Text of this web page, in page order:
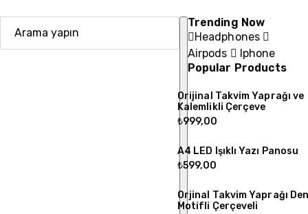
Trending Now
Headphones
Airpods
Iphone
Popular Products
Orijinal Takvim Yaprağı ve
Kalemlikli Çerçeve
₺999,00
A4 LED Işıklı Yazı Panosu
₺599,00
Orjinal Takvim Yaprağı
Motifli Çerçeveli